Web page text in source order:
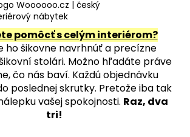
pomôcť s celým interiérom?
ho šikovne navrhnúť a precízne
stolári. Možno hľadáte práve
čo nás baví. Každú objednávku
poslednej skrutky. Pretože iba tak
vašej spokojnosti. Raz, dva
tri!